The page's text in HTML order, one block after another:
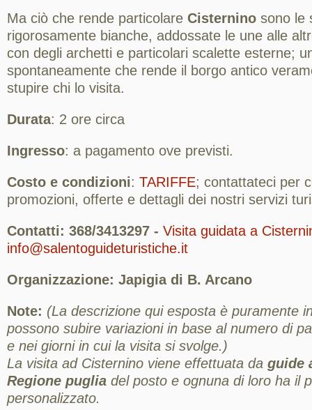
Ma ciò che rende particolare Cisternino sono le
rigorosamente bianche, addossate le une alle
con degli archetti e particolari scalette esterne;
spontaneamente che rende il borgo antico
stupire chi lo visita.
Durata: 2 ore circa
Ingresso: a pagamento ove previsti.
Costo e condizioni: TARIFFE; contattateci per
promozioni, offerte e dettagli dei nostri servizi
Contatti: 368/3413297 - Visita guidata a
info@salentoguideturistiche.it
Organizzazione: Japigia di B. Arcano
Note: (La descrizione qui esposta è puramente
possono subire variazioni in base al numero di
e nei giorni in cui la visita si svolge.)
La visita ad Cisternino viene effettuata da guide
Regione puglia del posto e ognuna di loro ha il
personalizzato.